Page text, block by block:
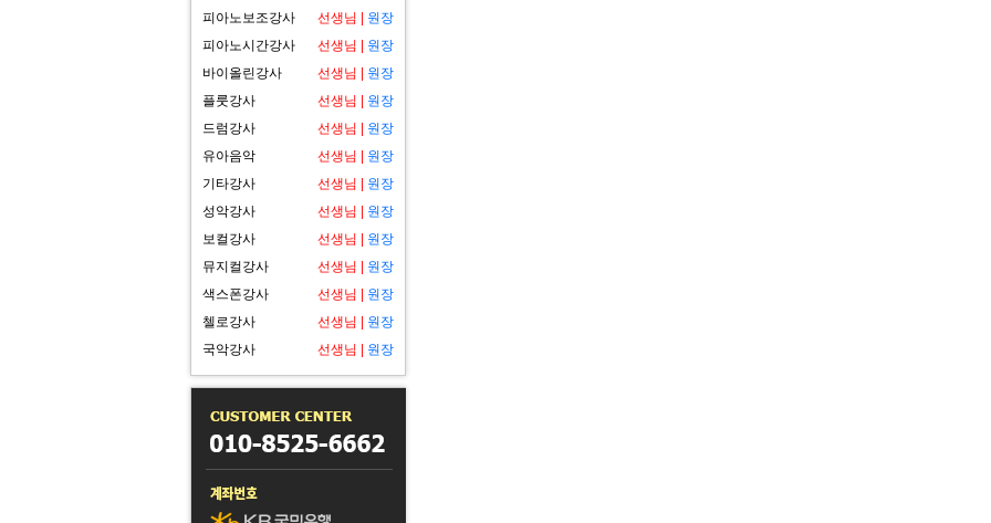
피아노보조강사
선생님
원장
피아노시간강사
선생님
원장
바이올린강사
선생님
원장
플룻강사
선생님
원장
드럼강사
선생님
원장
유아음악
선생님
원장
기타강사
선생님
원장
성악강사
선생님
원장
보컬강사
선생님
원장
뮤지컬강사
선생님
원장
색스폰강사
선생님
원장
첼로강사
선생님
원장
국악강사
선생님 원장